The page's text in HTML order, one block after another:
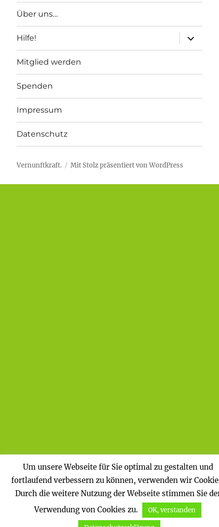
Über uns…
Hilfe!
anzeigen
Mitglied werden
Spenden
Impressum
Datenschutz
Vernunftkraft. Mit Stolz präsentiert von WordPress
Um unsere Webseite für Sie optimal zu gestalten und
fortlaufend verbessern zu können, verwenden wir
Durch die weitere Nutzung der Webseite stimmen Sie
Verwendung von Cookies zu.
OK, verstanden